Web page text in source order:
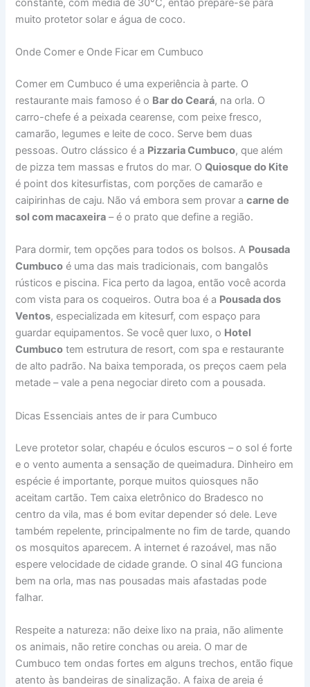
constante, com média de 30°C, então prepare-se para
muito protetor solar e água de coco.
Onde Comer e Onde Ficar em Cumbuco
Comer em Cumbuco é uma experiência à parte. O
restaurante mais famoso é o Bar do Ceará, na orla. O
carro-chefe é a peixada cearense, com peixe fresco,
camarão, legumes e leite de coco. Serve bem duas
pessoas. Outro clássico é a Pizzaria Cumbuco, que além
de pizza tem massas e frutos do mar. OQuiosque do Kite
é point dos kitesurfistas, com porções de camarão e
caipirinhas de caju. Não vá embora sem provar acarne de
sol com macaxeira – é o prato que define a região.
Para dormir, tem opções para todos os bolsos. A Pousada
Cumbuco é uma das mais tradicionais, com bangalôs
rústicos e piscina. Fica perto da lagoa, então você acorda
com vista para os coqueiros. Outra boa é a Pousada dos
Ventos, especializada em kitesurf, com espaço para
guardar equipamentos. Se você quer luxo, o Hotel
Cumbuco tem estrutura de resort, com spa e restaurante
de alto padrão. Na baixa temporada, os preços caem pela
metade – vale a pena negociar direto com a pousada.
Dicas Essenciais antes de ir para Cumbuco
Leve protetor solar, chapéu e óculos escuros – o sol é forte
e o vento aumenta a sensação de queimadura. Dinheiro em
espécie é importante, porque muitos quiosques não
aceitam cartão. Tem caixa eletrônico do Bradesco no
centro da vila, mas é bom evitar depender só dele. Leve
também repelente, principalmente no fim de tarde, quando
os mosquitos aparecem. A internet é razoável, mas não
espere velocidade de cidade grande. O sinal 4G funciona
bem na orla, mas nas pousadas mais afastadas pode
falhar.
Respeite a natureza: não deixe lixo na praia, não alimente
os animais, não retire conchas ou areia. O mar de
Cumbuco tem ondas fortes em alguns trechos, então fique
atento às bandeiras de sinalização. A faixa de areia é